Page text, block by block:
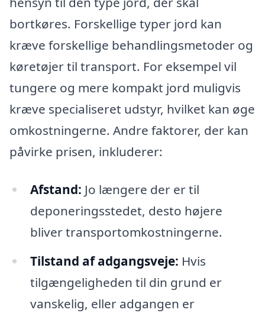
bortkøres. Forskellige typer jord kan
kræve forskellige behandlingsmetoder og
køretøjer til transport. For eksempel vil
tungere og mere kompakt jord muligvis
kræve specialiseret udstyr, hvilket kan øge
omkostningerne. Andre faktorer, der kan
påvirke prisen, inkluderer:
Afstand: Jo længere der er til
deponeringsstedet, desto højere
bliver transportomkostningerne.
Tilstand af adgangsveje: Hvis
tilgængeligheden til din grund er
vanskelig, eller adgangen er